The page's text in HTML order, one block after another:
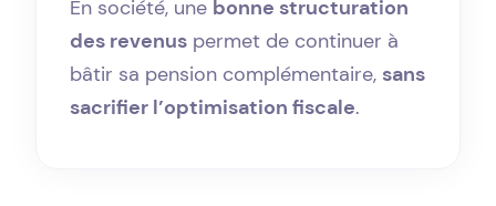
En société, une bonne structuration
des revenus permet de continuer à
bâtir sa pension complémentaire, sans
sacrifier l’optimisation fiscale.